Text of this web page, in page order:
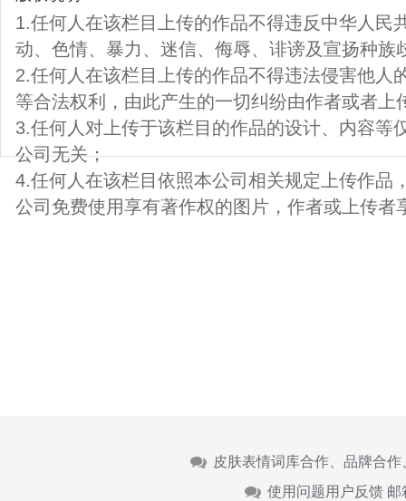
1.任何人在该栏目上传的作品不得违反中华人民
动、色情、暴力、迷信、侮辱、诽谤及宣扬种族
2.任何人在该栏目上传的作品不得违法侵害他人
等合法权利，由此产生的一切纠纷由作者或者上
3.任何人对上传于该栏目的作品的设计、内容等
公司无关；
4.任何人在该栏目依照本公司相关规定上传作品
公司免费使用享有著作权的图片，作者或上传者
皮肤表情词库合作、品牌合
使用问题用户反馈 邮